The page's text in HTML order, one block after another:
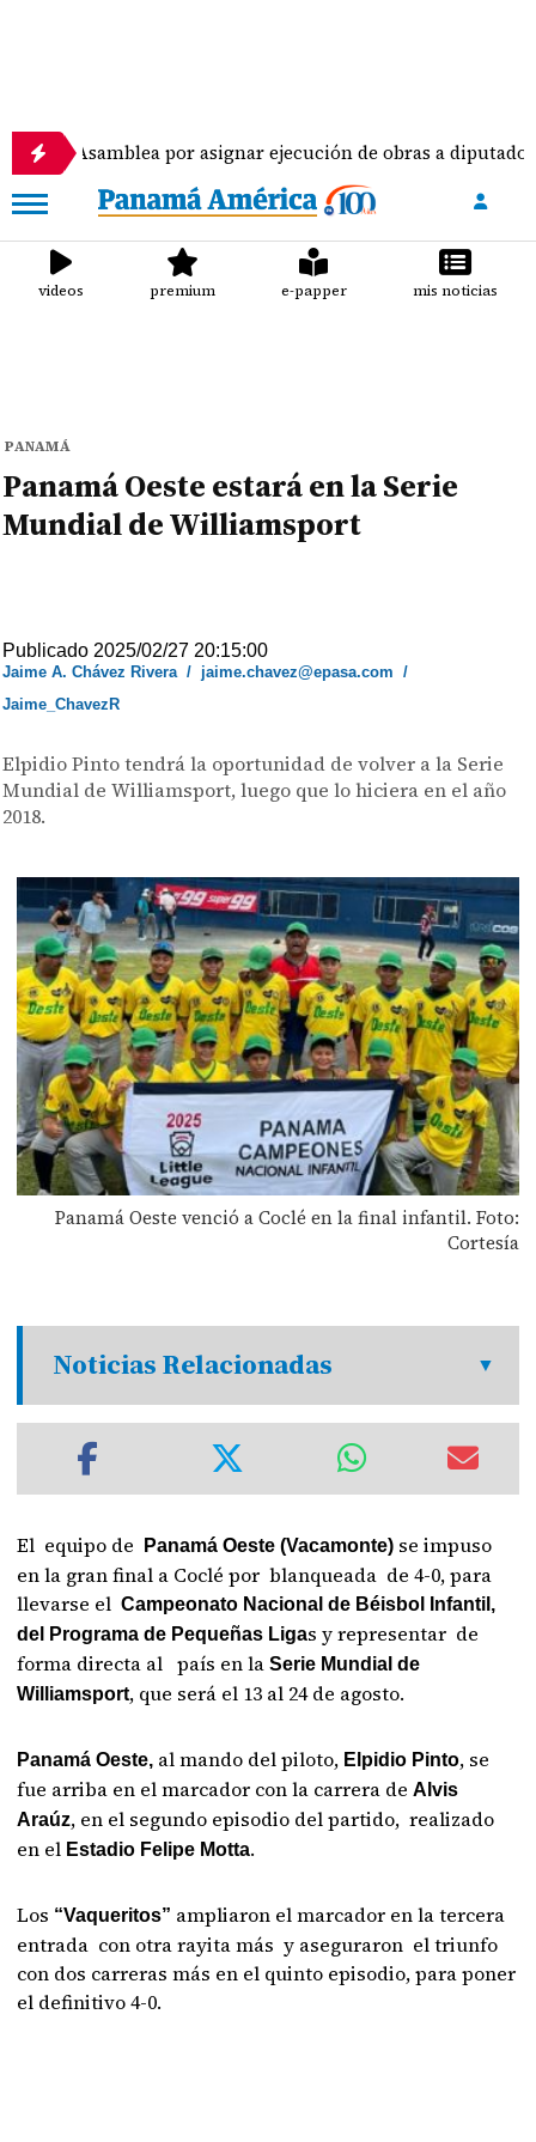
por asignar ejecución de obras a diputados
videos premium e-papper mis noticias
PANAMÁ
Panamá Oeste estará en la Serie
Mundial de Williamsport
Publicado 2025/02/27 20:15:00
Jaime A. Chávez Rivera/ jaime.chavez@epasa.com /
Jaime_ChavezR
Elpidio Pinto tendrá la oportunidad de volver a la Serie
Mundial de Williamsport, luego que lo hiciera en el año
2018.
Panamá Oeste venció a Coclé en la final infantil. Foto:
Cortesía
Noticias Relacionadas
El equipo de Panamá Oeste (Vacamonte) se impuso
en la gran final a Coclé por blanqueada de 4-0, para
llevarse elCampeonato Nacional de Béisbol Infantil,
del Programa de Pequeñas Ligas y representar de
forma directa al país en laSerie Mundial de
Williamsport, que será el 13 al 24 de agosto.
Panamá Oeste, al mando del piloto, Elpidio Pinto, se
fue arriba en el marcador con la carrera deAlvis
Araúz, en el segundo episodio del partido, realizado
en el Estadio Felipe Motta.
Los “Vaqueritos” ampliaron el marcador en la tercera
entrada con otra rayita más y aseguraron el triunfo
con dos carreras más en el quinto episodio, para poner
el definitivo 4-0.